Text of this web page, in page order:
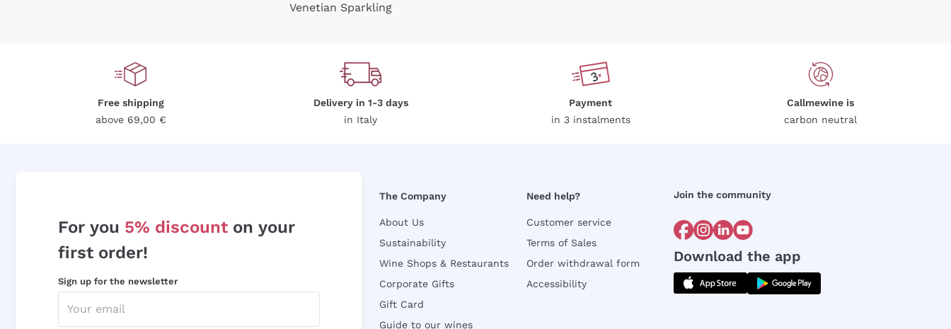
Venetian Sparkling
Free shipping
above 69,00 €
Delivery in 1-3 days
in Italy
Payment
in 3 instalments
Callmewine is
carbon neutral
For you 5% discount on your
first order!
Sign up for the newsletter
The Company
About Us
Sustainability
Wine Shops & Restaurants
Corporate Gifts
Gift Card
Guide to our wines
Need help?
Customer service
Terms of Sales
Order withdrawal form
Accessibility
Join the community
Download the app